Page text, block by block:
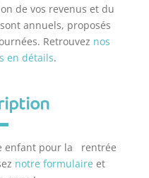
de vos revenus et du
annuels, proposés
Retrouvez nos
en détails.
enfant pour la rentrée
notre formulaire et